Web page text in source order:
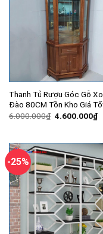
Thanh Tủ Rượu Góc Gỗ
Đào 80CM Tồn Kho Giá
6.000.000₫ Giá
4.600.000₫Giá
-25%